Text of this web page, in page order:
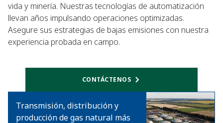
vida y minería. Nuestras tecnologías de automatización
llevan años impulsando operaciones optimizadas.
Asegure sus estrategias de bajas emisiones con nuestra
experiencia probada en campo.
CONTÁCTENOS
Transmisión, distribución y
producción de gas natural más